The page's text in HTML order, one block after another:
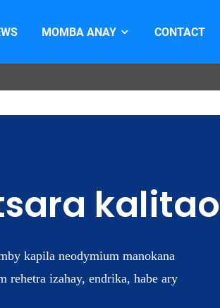
MOMBA ANAY CONTACT
kalitao
kapila neodymium manokana
rehetra izahay, endrika, habe ary